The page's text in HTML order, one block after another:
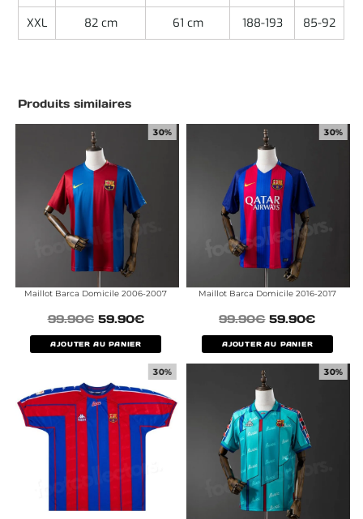
XXL 82 cm 61 cm 188-193 85-92
Produits similaires
30%
Maillot Barca Domicile 2006-2007
99.90€ 59.90€
AJOUTER AU PANIER
30%
Maillot Barca Domicile 2016-2017
99.90€ 59.90€
AJOUTER AU PANIER
30% 30%